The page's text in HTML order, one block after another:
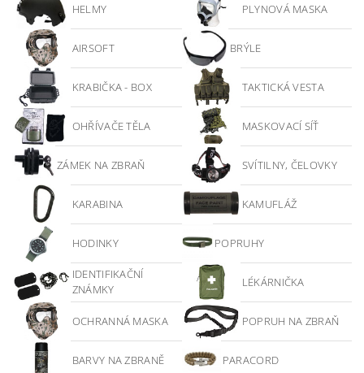
HELMY PLYNOVÁ MASKA
AIRSOFT BRÝLE
KRABIČKA - BOX TAKTICKÁ VESTA
OHŘÍVAČE TĚLA MASKOVACÍ SÍŤ
ZÁMEK NA ZBRAŇ SVÍTILNY, ČELOVKY
KARABINA KAMUFLÁŽ
HODINKY POPRUHY
IDENTIFIKAČNÍ
ZNÁMKY
LÉKÁRNIČKA
OCHRANNÁ MASKA POPRUH NA ZBRAŇ
BARVY NA ZBRANĚ PARACORD